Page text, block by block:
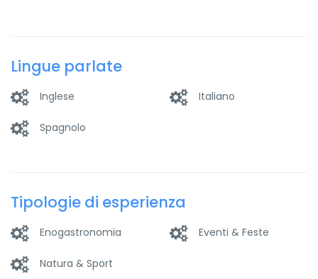
Lingue parlate
Inglese Italiano
Spagnolo
Tipologie di esperienza
Enogastronomia Eventi & Feste
Natura & Sport